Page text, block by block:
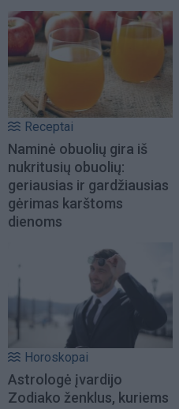
Receptai
Naminė obuolių gira iš
nukritusių obuolių:
geriausias ir gardžiausias
gėrimas karštoms
dienoms
Horoskopai
Astrologė įvardijo
Zodiako ženklus, kuriems